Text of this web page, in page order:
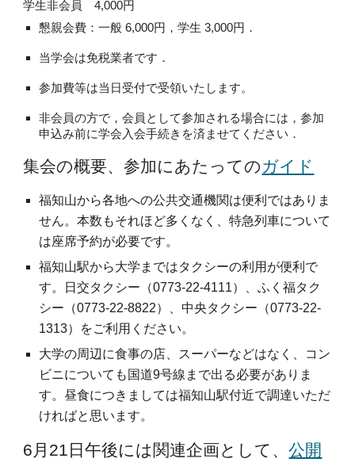
学生非会員 4,000円
懇親会費：一般 6,000円，学生 3,000円．
当学会は免税業者です．
参加費等は当日受付で受領いたします。
非会員の方で，会員として参加される場合には，参加
申込み前に学会入会手続きを済ませてください．
集会の概要、参加にあたってのガイド
福知山から各地への公共交通機関は便利ではありま
せん。本数もそれほど多くなく、特急列車について
は座席予約が必要です。
福知山駅から大学まではタクシーの利用が便利で
す。日交タクシー（0773-22-4111）、ふく福タク
シー（0773-22-8822）、中央タクシー（0773-22-
1313）をご利用ください。
大学の周辺に食事の店、スーパーなどはなく、コン
ビニについても国道9号線まで出る必要がありま
す。昼食につきましては福知山駅付近で調達いただ
ければと思います。
6月21日午後には関連企画として、公開